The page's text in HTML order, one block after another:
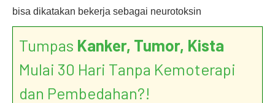
bisa dikatakan bekerja sebagai neurotoksin
Tumpas Kanker, Tumor, Kista
Mulai 30 Hari Tanpa Kemoterapi
dan Pembedahan?!